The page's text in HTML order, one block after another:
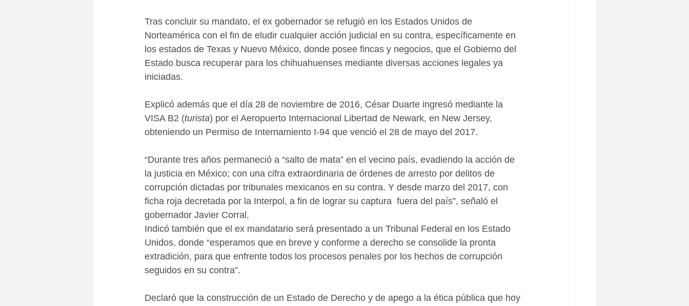
Tras concluir su mandato, el ex gobernador se refugió en los Estados Unidos de
Norteamérica con el fin de eludir cualquier acción judicial en su contra, específicamente en
los estados de Texas y Nuevo México, donde posee fincas y negocios, que el Gobierno del
Estado busca recuperar para los chihuahuenses mediante diversas acciones legales ya
iniciadas.
Explicó además que el día 28 de noviembre de 2016, César Duarte ingresó mediante la
VISA B2 (turista) por el Aeropuerto Internacional Libertad de Newark, en New Jersey,
obteniendo un Permiso de Internamiento I-94 que venció el 28 de mayo del 2017.
“Durante tres años permaneció a “salto de mata” en el vecino país, evadiendo la acción de
la justicia en México; con una cifra extraordinaria de órdenes de arresto por delitos de
corrupción dictadas por tribunales mexicanos en su contra. Y desde marzo del 2017, con
ficha roja decretada por la Interpol, a fin de lograr su captura  fuera del país”, señaló el
gobernador Javier Corral.
Indicó también que el ex mandatario será presentado a un Tribunal Federal en los Estado
Unidos, donde “esperamos que en breve y conforme a derecho se consolide la pronta
extradición, para que enfrente todos los procesos penales por los hechos de corrupción
seguidos en su contra”.
Declaró que la construcción de un Estado de Derecho y de apego a la ética pública que hoy